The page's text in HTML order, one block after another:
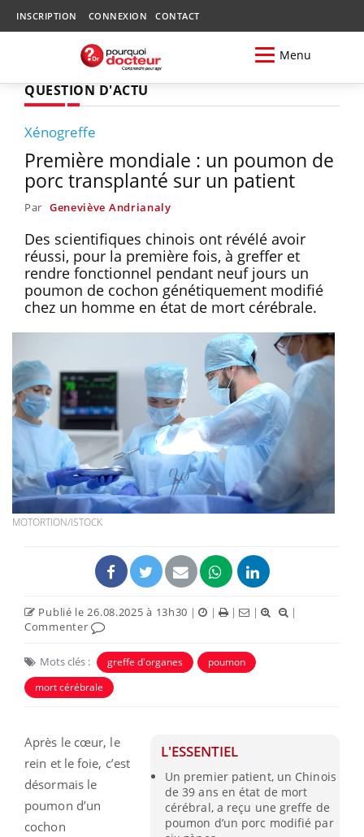
INSCRIPTION CONNEXION CONTACT
Menu
QUESTION D'ACTU
Xénogreffe
Première mondiale : un poumon de
porc transplanté sur un patient
Par Geneviève Andrianaly
Des scientifiques chinois ont révélé avoir
réussi, pour la première fois, à greffer et
rendre fonctionnel pendant neuf jours un
poumon de cochon génétiquement modifié
chez un homme en état de mort cérébrale.
MOTORTION/ISTOCK
Publié le 26.08.2025 à 13h30 | | | |
|
Commenter
Mots clés : greffe d'organes
poumon
mort cérébrale
L'ESSENTIEL
Un premier patient, un Chinois
de 39 ans en état de mort
cérébral, a reçu une greffe de
poumon d’un porc modifié par
Après le cœur, le
rein et le foie, c’est
désormais le
poumon d’un
cochon